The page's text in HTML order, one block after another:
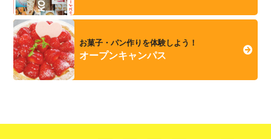
お菓子・パン作りを体験しよう！
オープンキャンパス